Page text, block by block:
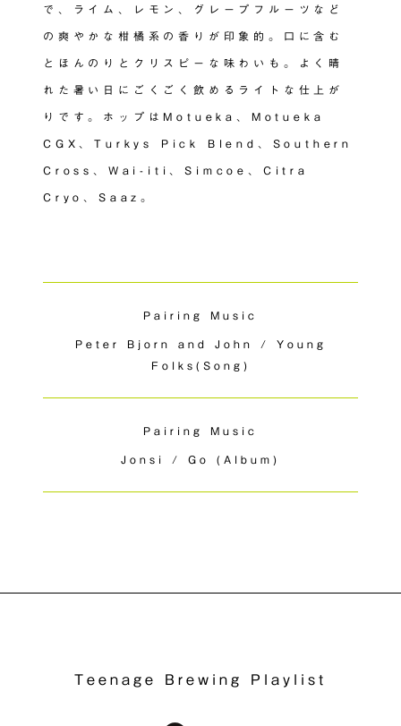
で、ライム、レモン、グレープフルーツなど
の爽やかな柑橘系の香りが印象的。口に含む
とほんのりとクリスピーな味わいも。よく晴
れた暑い日にごくごく飲めるライトな仕上が
りです。ホップはMotueka、Motueka
CGX、Turkys Pick Blend、Southern
Cross、Wai-iti、Simcoe、Citra
Cryo、Saaz。
Pairing Music
Peter Bjorn and John / Young
Folks(Song)
Pairing Music
Jonsi / Go (Album)
Teenage Brewing Playlist